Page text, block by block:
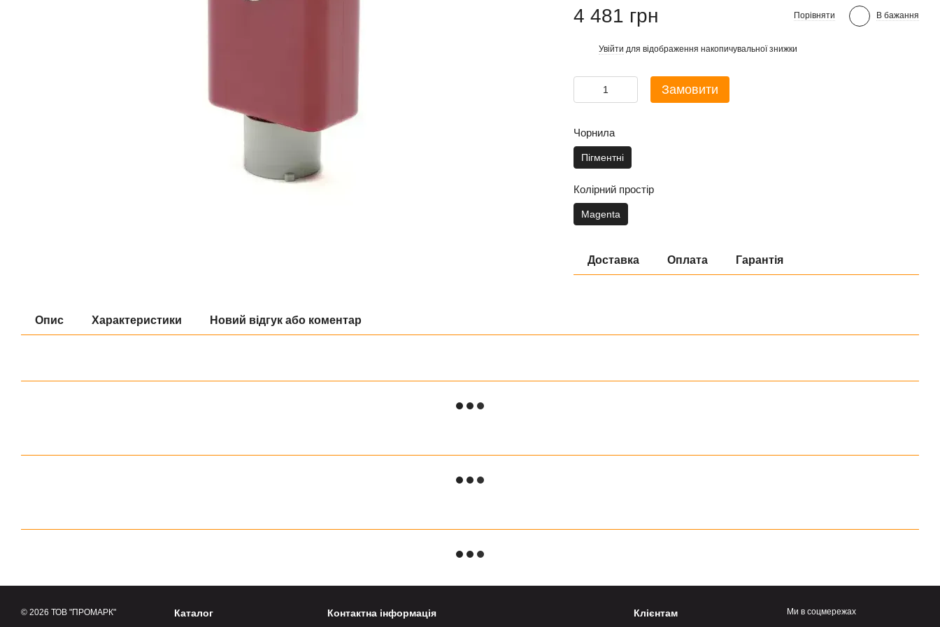
4 481 грн Порівняти В бажання
Увійти для відображення накопичувальної знижки
Замовити
Чорнила
Пігментні
Колірний простір
Magenta
Доставка Оплата Гарантія
Опис Характеристики Новий відгук або коментар
© 2026 ТОВ "ПРОМАРК" Каталог Контактна інформація Клієнтам Ми в соцмережах